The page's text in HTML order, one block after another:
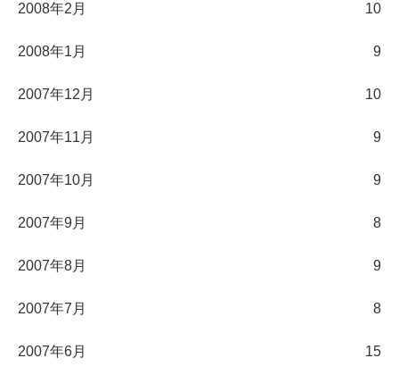
2008年2月 10
2008年1月 9
2007年12月 10
2007年11月 9
2007年10月 9
2007年9月 8
2007年8月 9
2007年7月 8
2007年6月 15